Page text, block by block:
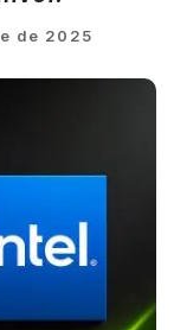
de 2025